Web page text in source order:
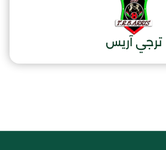
ترجي آريس